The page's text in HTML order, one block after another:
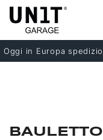
Oggi in Europa